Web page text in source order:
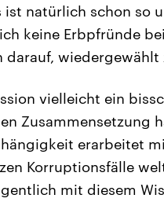
ist natürlich schon so
keine Erbpfründe
darauf, wiedergewählt
vielleicht ein
Zusammensetzung
erarbeitet
Korruptionsfälle
mit diesem